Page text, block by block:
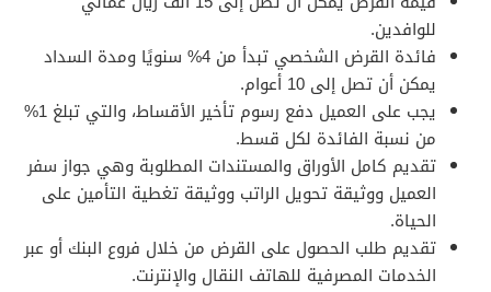
للوافدين.
فائدة القرض الشخصي تبدأ من 4% سنويًا ومدة السداد
يمكن أن تصل إلى 10 أعوام.
يجب على العميل دفع رسوم تأخير الأقساط، والتي تبلغ 1%
من نسبة الفائدة لكل قسط.
تقديم كامل الأوراق والمستندات المطلوبة وهي جواز سفر
العميل ووثيقة تحويل الراتب ووثيقة تغطية التأمين على
الحياة.
تقديم طلب الحصول على القرض من خلال فروع البنك أو عبر
الخدمات المصرفية للهاتف النقال والإنترنت.